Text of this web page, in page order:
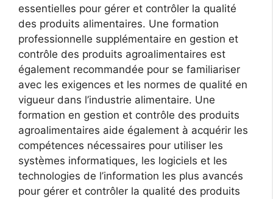
essentielles pour gérer et contrôler la qualité
des produits alimentaires. Une formation
professionnelle supplémentaire en gestion et
contrôle des produits agroalimentaires est
également recommandée pour se familiariser
avec les exigences et les normes de qualité en
vigueur dans l’industrie alimentaire. Une
formation en gestion et contrôle des produits
agroalimentaires aide également à acquérir les
compétences nécessaires pour utiliser les
systèmes informatiques, les logiciels et les
technologies de l’information les plus avancés
pour gérer et contrôler la qualité des produits